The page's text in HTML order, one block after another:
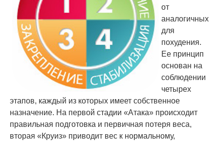
от
аналогичных
для
похудения.
Ее принцип
основан на
соблюдении
четырех
этапов, каждый из которых имеет собственное
назначение. На первой стадии «Атака» происходит
правильная подготовка и первичная потеря веса,
вторая «Круиз» приводит вес к нормальному,